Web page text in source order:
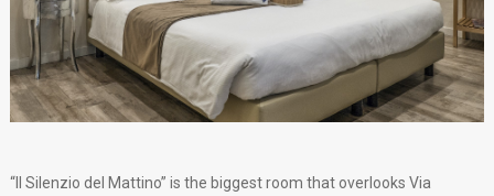
“Il Silenzio del Mattino” is the biggest room that overlooks Via